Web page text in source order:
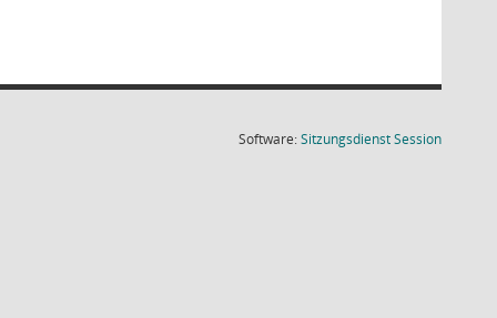
Software:SitzungsdienstSession(Wird in